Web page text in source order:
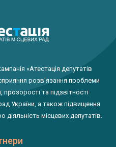
«Атестація депутатів
розв'язання проблеми
прозорості та підзвітності
України, а також підвищення
місцевих депутатів.